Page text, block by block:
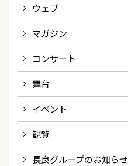
ウェブ
マガジン
コンサート
舞台
イベント
観覧
長良グループのお知らせ